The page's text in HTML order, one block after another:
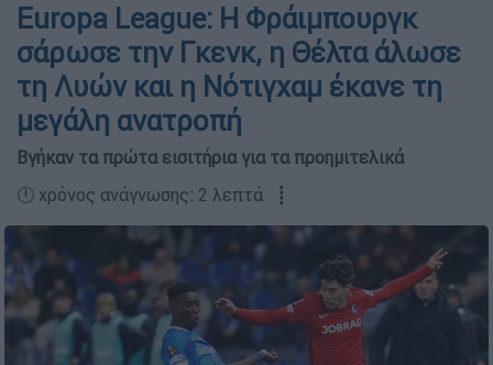
Europa League: Η Φράιμπουργκ
σάρωσε την Γκενκ, η Θέλτα άλωσε
τη Λυών και η Νότιγχαμ έκανε τη
μεγάλη ανατροπή
Βγήκαν τα πρώτα εισιτήρια για τα προημιτελικά
🕛 χρόνος ανάγνωσης: 2 λεπτά ┋